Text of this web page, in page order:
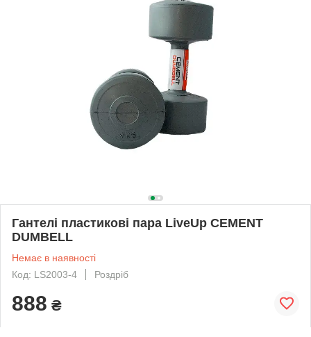
Гантелі пластикові пара LiveUp CEMENT
DUMBELL
Немає в наявності
Код: LS2003-4
Роздріб
888 ₴